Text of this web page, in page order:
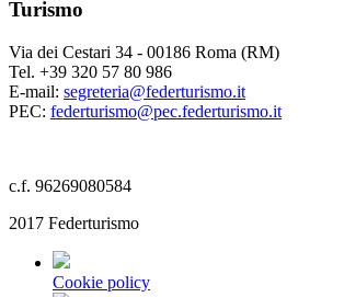
Turismo
Via dei Cestari 34 - 00186 Roma (RM)
Tel. +39 320 57 80 986
E-mail: segreteria@federturismo.it
PEC: federturismo@pec.federturismo.it
c.f. 96269080584
2017 Federturismo
Cookie policy